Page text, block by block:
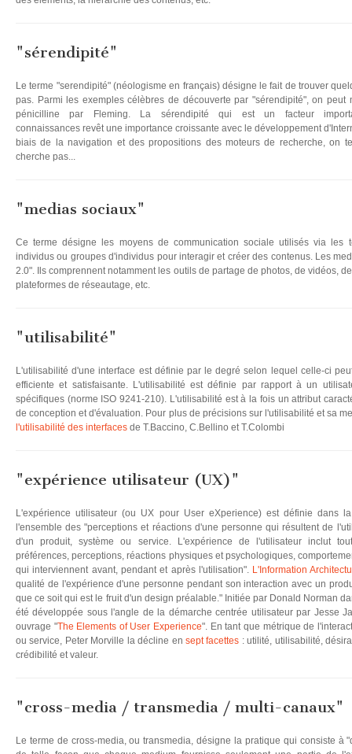
"sérendipité"
Le terme "serendipité" (néologisme en français) désigne le fait de trouver
pas. Parmi les exemples célèbres de découverte par "sérendipité", on peut
pénicilline par Fleming. La sérendipité qui est un facteur
connaissances revêt une importance croissante avec le développement
biais de la navigation et des propositions des moteurs de recherche, on
cherche pas...
"medias sociaux"
Ce terme désigne les moyens de communication sociale utilisés via les
individus ou groupes d'individus pour interagir et créer des contenus. Les
2.0". Ils comprennent notamment les outils de partage de photos, de vidéos,
plateformes de réseautage, etc.
"utilisabilité"
L'utilisabilité d'une interface est définie par le degré selon lequel celle-ci
efficiente et satisfaisante. L'utilisabilité est définie par rapport à un
spécifiques (norme ISO 9241-210). L'utilisabilité est à la fois un attribut
de conception et d'évaluation. Pour plus de précisions sur l'utilisabilité et sa
l'utilisabilité des interfaces de T.Baccino, C.Bellino et T.Colombi
"expérience utilisateur (UX)"
L'expérience utilisateur (ou UX pour User eXperience) est définie dans
l'ensemble des "perceptions et réactions d'une personne qui résultent de
d'un produit, système ou service. L'expérience de l'utilisateur inclut
préférences, perceptions, réactions physiques et psychologiques,
qui interviennent avant, pendant et après l'utilisation". L'Information
qualité de l'expérience d'une personne pendant son interaction avec un
que ce soit qui est le fruit d'un design préalable." Initiée par Donald Norman
été développée sous l'angle de la démarche centrée utilisateur par Jesse
ouvrage "The Elements of User Experience". En tant que métrique de
ou service, Peter Morville la décline en sept facettes : utilité, utilisabilité,
crédibilité et valeur.
"cross-media / transmedia / multi-canaux"
Le terme de cross-media, ou transmedia, désigne la pratique qui consiste à